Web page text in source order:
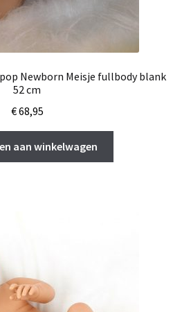
Newborn Meisje fullbody blank
52 cm
€68,95
aan winkelwagen